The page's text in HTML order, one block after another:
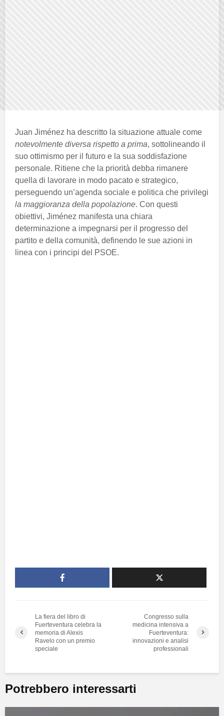
Juan Jiménez ha descritto la situazione attuale come
notevolmente diversa rispetto a prima, sottolineando il
suo ottimismo per il futuro e la sua soddisfazione
personale. Ritiene che la priorità debba rimanere
quella di lavorare in modo pacato e strategico,
perseguendo un’agenda sociale e politica che privilegi
la maggioranza della popolazione. Con questi
obiettivi, Jiménez manifesta una chiara
determinazione a impegnarsi per il progresso del
partito e della comunità, definendo le sue azioni in
linea con i principi del PSOE.
La fiera del libro di
Fuerteventura celebra la
memoria di Alexis
Ravelo con un premio
speciale
Congresso sulla
medicina intensiva a
Fuerteventura:
innovazioni e analisi
professionali
Potrebbero interessarti